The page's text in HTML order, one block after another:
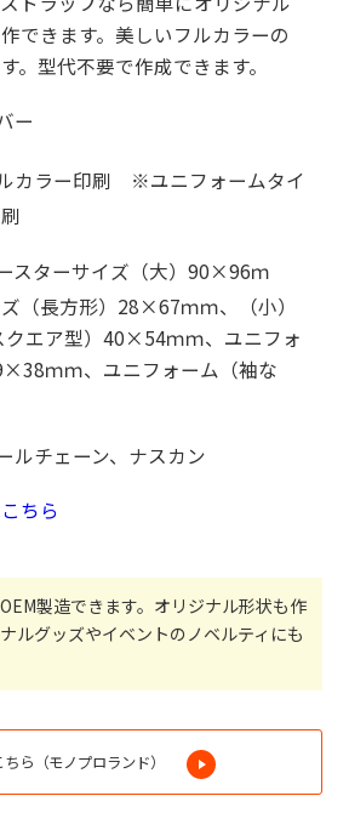
できます。美しいフルカラーの
。型代不要で作成できます。
ー
カラー印刷 ※ユニフォームタイ
スターサイズ（大）90×96ｍ
（長方形）28×67ｍｍ、（小）
エア型）40×54ｍｍ、ユニフォ
ｍｍ、ユニフォーム（袖な
ルチェーン、ナスカン
ちら
製造できます。オリジナル形状も作
ルグッズやイベントのノベルティにも
ら（モノプロランド）